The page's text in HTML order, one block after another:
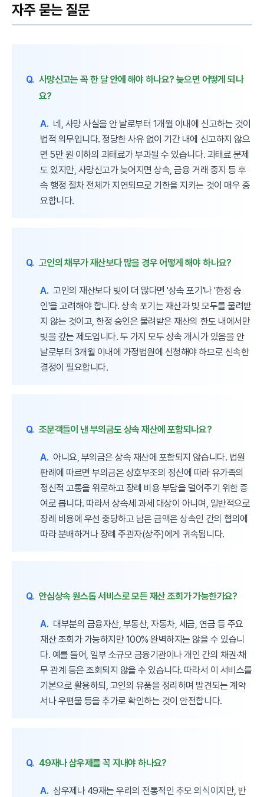
자주 묻는 질문
Q. 사망신고는 꼭 한 달 안에 해야 하나요? 늦으면 어떻게 되나
요?
A. 네, 사망 사실을 안 날로부터 1개월 이내에 신고하는 것이
법적 의무입니다. 정당한 사유 없이 기간 내에 신고하지 않으
면 5만 원 이하의 과태료가 부과될 수 있습니다. 과태료 문제
도 있지만, 사망신고가 늦어지면 상속, 금융 거래 중지 등 후
속 행정 절차 전체가 지연되므로 기한을 지키는 것이 매우 중
요합니다.
Q. 고인의 채무가 재산보다 많을 경우 어떻게 해야 하나요?
A. 고인의 재산보다 빚이 더 많다면 '상속 포기'나 '한정 승
인'을 고려해야 합니다. 상속 포기는 재산과 빚 모두를 물려받
지 않는 것이고, 한정 승인은 물려받은 재산의 한도 내에서만
빚을 갚는 제도입니다. 두 가지 모두 상속 개시가 있음을 안
날로부터 3개월 이내에 가정법원에 신청해야 하므로 신속한
결정이 필요합니다.
Q. 조문객들이 낸 부의금도 상속 재산에 포함되나요?
A. 아니요, 부의금은 상속 재산에 포함되지 않습니다. 법원
판례에 따르면 부의금은 상호부조의 정신에 따라 유가족의
정신적 고통을 위로하고 장례 비용 부담을 덜어주기 위한 증
여로 봅니다. 따라서 상속세 과세 대상이 아니며, 일반적으로
장례 비용에 우선 충당하고 남은 금액은 상속인 간의 협의에
따라 분배하거나 장례 주관자(상주)에게 귀속됩니다.
Q. 안심상속 원스톱 서비스로 모든 재산 조회가 가능한가요?
A. 대부분의 금융자산, 부동산, 자동차, 세금, 연금 등 주요
재산 조회가 가능하지만 100% 완벽하지는 않을 수 있습니
다. 예를 들어, 일부 소규모 금융기관이나 개인 간의 채권·채
무 관계 등은 조회되지 않을 수 있습니다. 따라서 이 서비스를
기본으로 활용하되, 고인의 유품을 정리하며 발견되는 계약
서나 우편물 등을 추가로 확인하는 것이 안전합니다.
Q. 49재나 삼우제를 꼭 지내야 하나요?
A. 삼우제나 49재는 우리의 전통적인 추모 의식이지만, 반